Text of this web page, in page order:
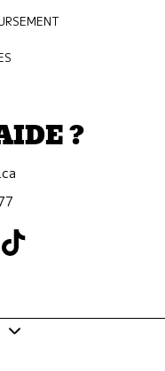
?
TIKTOK